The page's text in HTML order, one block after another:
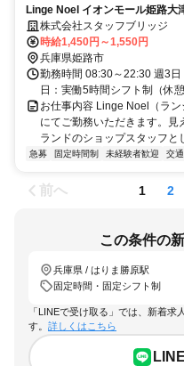
Linge Noel イオンモール姫路大
比率約85％！/未経験OK/急募/
株式会社スタッフブリッジ
時給1,450円～1,550円
兵庫県姫路市
勤務時間 08:30～22:30 週3
日：実働5時間シフト制（休
お仕事内容 Linge Noel（ラ
にてご勤務いただきます。
ランドのショップスタッフと
急募 固定時間制 未経験者歓迎 交
前へ 1 2
この条件の
兵庫県 / はりま勝原駅
固定時間・固定シフト制
「LINEで受け取る」では、新着
す。 詳しくはこちら